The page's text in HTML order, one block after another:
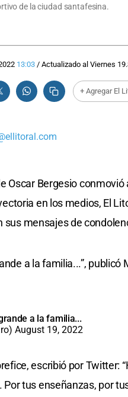
de la ciudad santafesina.
13:03/ Actualizado al Viernes
+ Agregar El
Oscar Bergesio
en los medios, El
mensajes de
a la familia...”,
a la familia...
August 19, 2022
escribió por Twitter:
tus enseñanzas, por